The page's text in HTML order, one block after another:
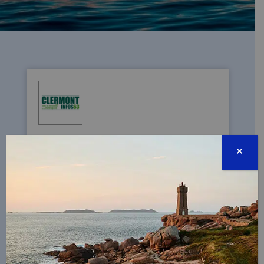
L’ASSOCIATION OSE RAMASSE 200 KILOS DE
l'association OSE (Organe de Sauvetage
Écologique), en partenariat avec la
Fondation de la Mer ont encore une fois
nettoyé plusieurs sites durant le premier
week-end du mois de mai.